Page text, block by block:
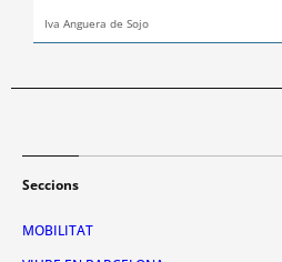
Iva Anguera de Sojo
Seccions
MOBILITAT